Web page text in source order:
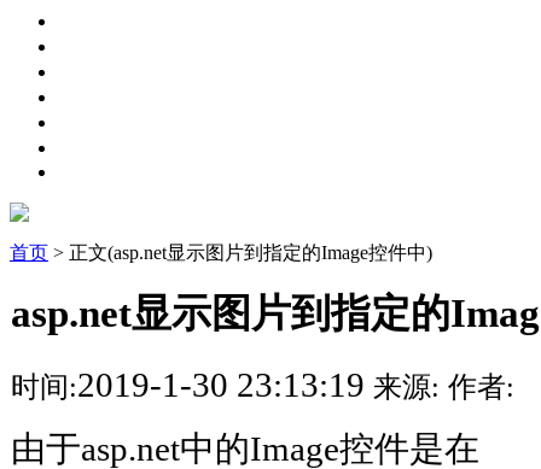
首页 > 正文(asp.net显示图片到指定的Image控件中)
asp.net显示图片到指定的
时间:2019-1-30 23:13:19 来源: 作者:
由于asp.net中的Image控件是在